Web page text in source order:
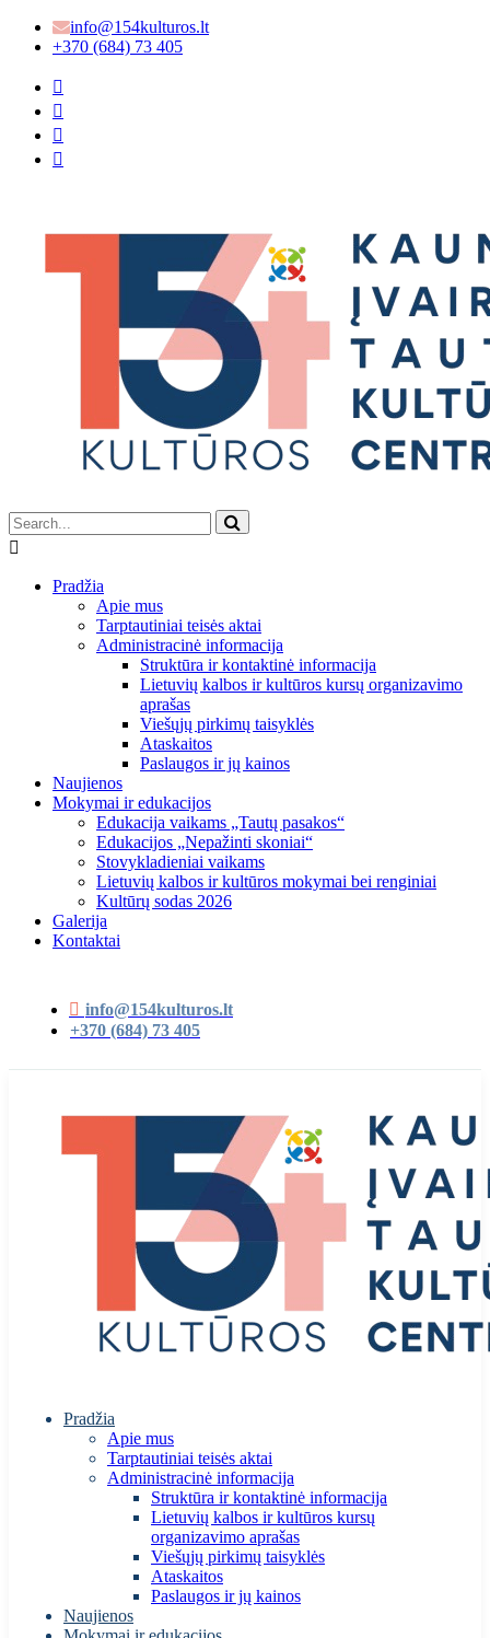
info@154kulturos.lt
+370 (684) 73 405
Pradžia
Apie mus
Tarptautiniai teisės aktai
Administracinė informacija
Struktūra ir kontaktinė informacija
Lietuvių kalbos ir kultūros kursų organizavimo
aprašas
Viešųjų pirkimų taisyklės
Ataskaitos
Paslaugos ir jų kainos
Naujienos
Mokymai ir edukacijos
Edukacija vaikams „Tautų pasakos“
Edukacijos „Nepažinti skoniai“
Stovykladieniai vaikams
Lietuvių kalbos ir kultūros mokymai bei renginiai
Kultūrų sodas 2026
Galerija
Kontaktai
info@154kulturos.lt
+370 (684) 73 405
Pradžia
Apie mus
Tarptautiniai teisės aktai
Administracinė informacija
Struktūra ir kontaktinė informacija
Lietuvių kalbos ir kultūros kursų
organizavimo aprašas
Viešųjų pirkimų taisyklės
Ataskaitos
Paslaugos ir jų kainos
Naujienos